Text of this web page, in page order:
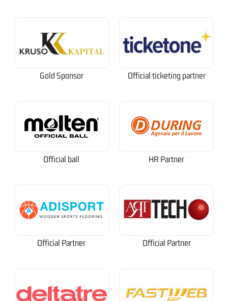
Gold Sponsor Official ticketing partner
Official ball HR Partner
Official Partner Official Partner